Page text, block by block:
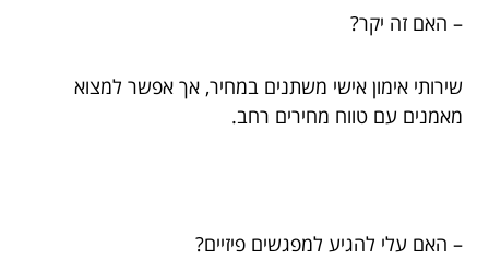
– האם זה יקר?
שירותי אימון אישי משתנים במחיר, אך אפשר למצוא
מאמנים עם טווח מחירים רחב.
– האם עלי להגיע למפגשים פיזיים?